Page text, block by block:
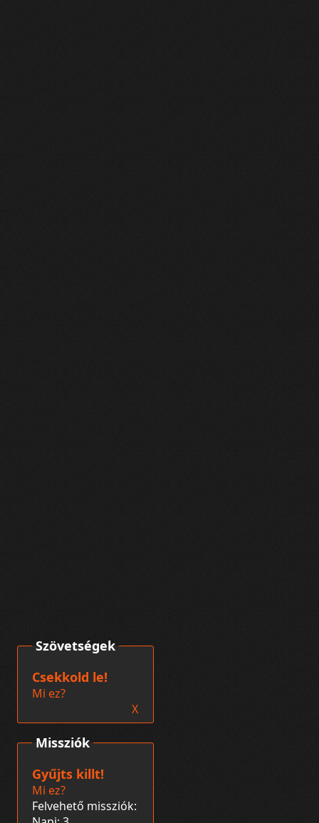
Missziók
Gyűjts killt!
Mi ez?
Felvehető missziók:
Szövetségek
Csekkold le!
Mi ez?
X